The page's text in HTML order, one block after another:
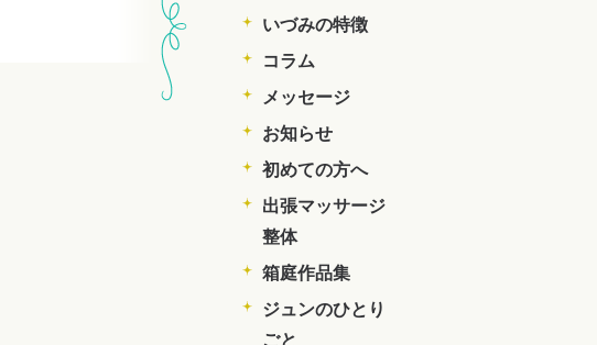
いづみの特徴
コラム
メッセージ
お知らせ
初めての方へ
出張マッサージ
整体
箱庭作品集
ジュンのひとり
ごと